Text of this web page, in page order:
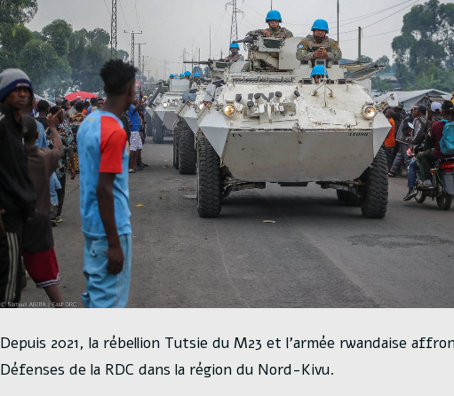
Depuis 2021, la rébellion Tutsie du M23 et l’armée rwandaise
Défenses de la RDC dans la région du Nord-Kivu.